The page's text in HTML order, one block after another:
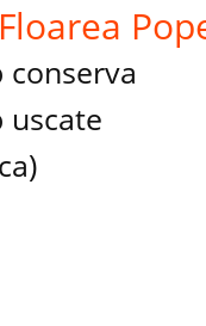
uscate